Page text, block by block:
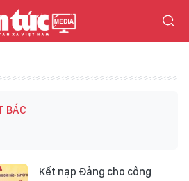
BÁC
Kết nạp Đảng cho công